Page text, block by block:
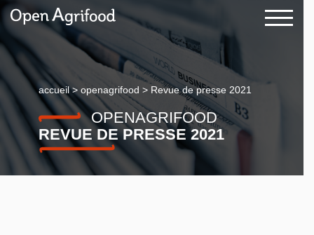
accueil>openagrifood > Revue de presse 2021
OPENAGRIFOOD
REVUE DE PRESSE 2021